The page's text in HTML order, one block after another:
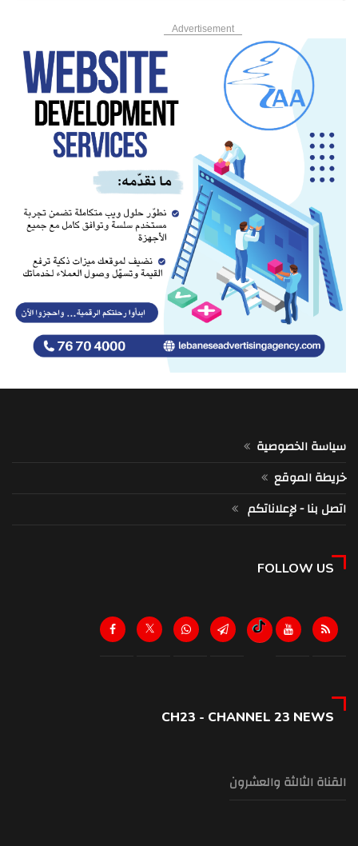
Advertisement
سياسة الخصوصية
خريطة الموقع
اتصل بنا - لإعلاناتكم
FOLLOW US
CH23 - CHANNEL 23 NEWS
القناة الثالثة والعشرون